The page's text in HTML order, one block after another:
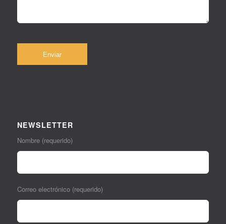
NEWSLETTER
Nombre (requerido)
Correo electrónico (requerido)